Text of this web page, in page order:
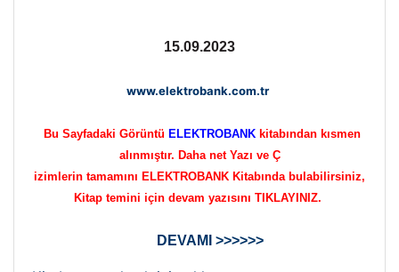
15.09.2023
www.elektrobank.com.tr
Bu Sayfadaki Görüntü ELEKTROBANKkitabından kısmen
alınmıştır. Daha net Yazı ve Ç
izimlerin tamamını ELEKTROBANK Kitabında bulabilirsiniz,
Kitap temini için devam yazısını TIKLAYINIZ.
DEVAMI >>>>>>